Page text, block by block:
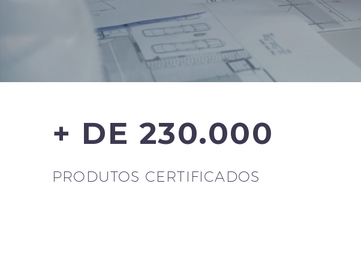
+ DE 230.000
PRODUTOS CERTIFICADOS